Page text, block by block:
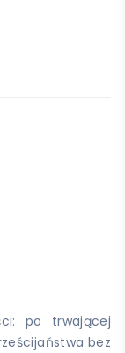
po trwającej
bez